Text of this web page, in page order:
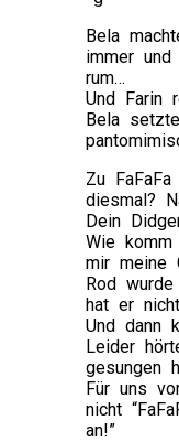
Bela
immer
rum…
Und Farin
Bela
Zu
diesmal?
Dein
Wie komm
mir meine
Rod
hat er
Und dann
Leider
gesungen
Für uns
nicht
an!”